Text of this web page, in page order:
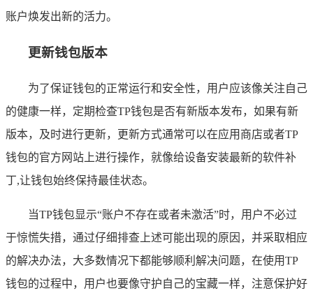
账户焕发出新的活力。
更新钱包版本
为了保证钱包的正常运行和安全性，用户应该像关注自己
的健康一样，定期检查TP钱包是否有新版本发布，如果有新
版本，及时进行更新，更新方式通常可以在应用商店或者TP
钱包的官方网站上进行操作，就像给设备安装最新的软件补
丁,让钱包始终保持最佳状态。
当TP钱包显示“账户不存在或者未激活”时，用户不必过
于惊慌失措，通过仔细排查上述可能出现的原因，并采取相应
的解决办法，大多数情况下都能够顺利解决问题，在使用TP
钱包的过程中，用户也要像守护自己的宝藏一样，注意保护好